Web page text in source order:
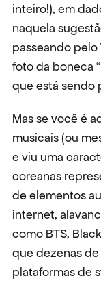
inteiro!), em
naquela
passeando pelo
foto da boneca
que está sendo
Mas se você é
musicais (ou
e viu uma
coreanas
de elementos
internet,
como BTS,
que dezenas
plataformas de